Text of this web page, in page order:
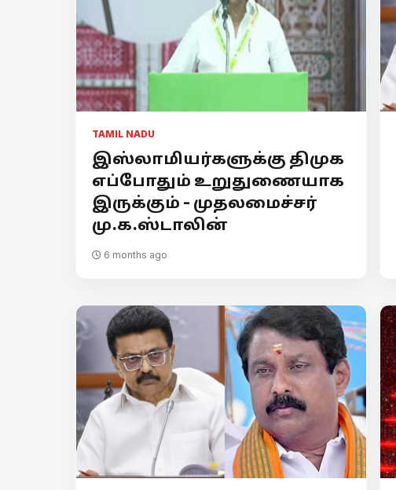
TAMIL NADU
இஸ்லாமியர்களுக்கு திமுக
எப்போதும் உறுதுணையாக
இருக்கும் - முதலமைச்சர்
மு.க.ஸ்டாலின்
6 months ago